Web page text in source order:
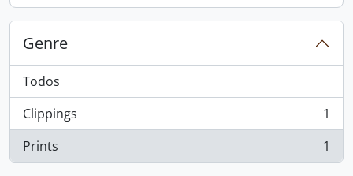
Genre
Todos
Clippings
, 1 resultados
1
Prints
, 1 resultados 1